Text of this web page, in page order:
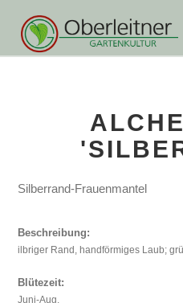
Silberrand-Frauenmantel
Beschreibung:
ilbriger Rand, handförmiges Laub;
Blütezeit:
Juni-Aug.